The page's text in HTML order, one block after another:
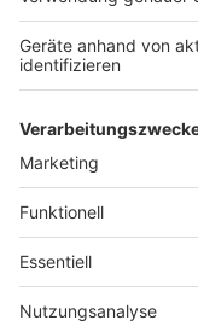
Dienstag
Lebensgefahr
Anzeige